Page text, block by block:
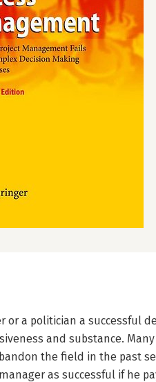
or a politician a successful
and substance.
the field in the past
as successful if he